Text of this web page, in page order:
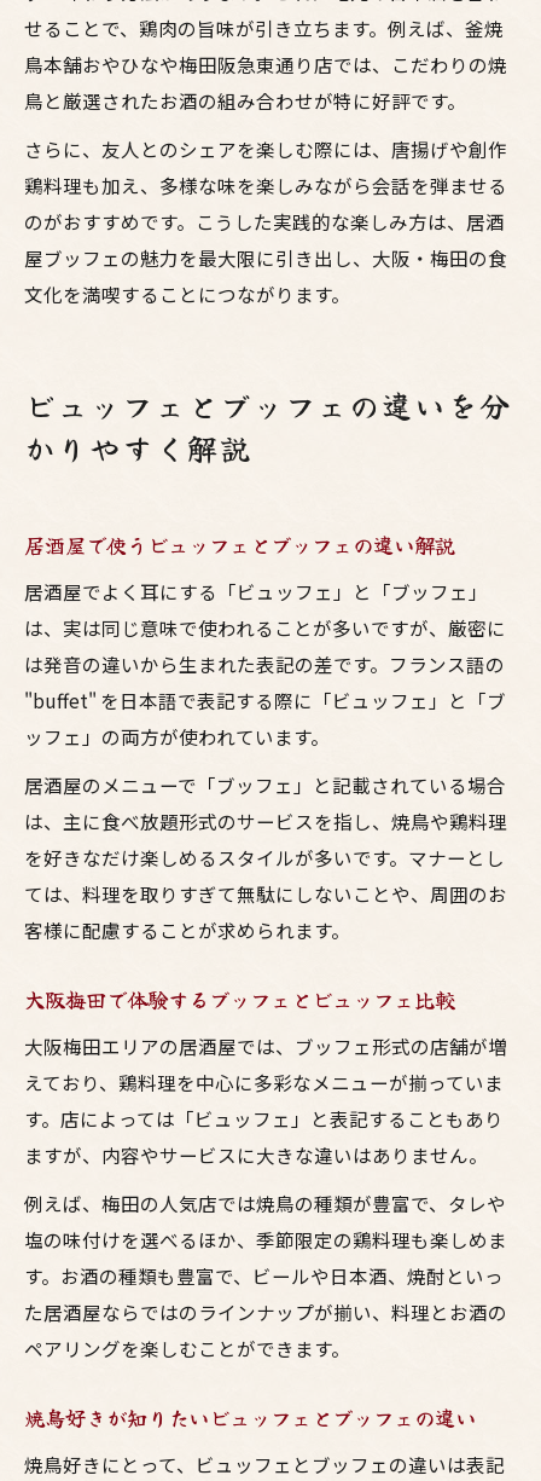
せることで、鶏肉の旨味が引き立ちます。例えば、釜焼
鳥本舗おやひなや梅田阪急東通り店では、こだわりの焼
鳥と厳選されたお酒の組み合わせが特に好評です。
さらに、友人とのシェアを楽しむ際には、唐揚げや創作
鶏料理も加え、多様な味を楽しみながら会話を弾ませる
のがおすすめです。こうした実践的な楽しみ方は、居酒
屋ブッフェの魅力を最大限に引き出し、大阪・梅田の食
文化を満喫することにつながります。
ビュッフェとブッフェの違いを分
かりやすく解説
居酒屋で使うビュッフェとブッフェの違い解説
居酒屋でよく耳にする「ビュッフェ」と「ブッフェ」
は、実は同じ意味で使われることが多いですが、厳密に
は発音の違いから生まれた表記の差です。フランス語の
"buffet" を日本語で表記する際に「ビュッフェ」と「ブ
ッフェ」の両方が使われています。
居酒屋のメニューで「ブッフェ」と記載されている場合
は、主に食べ放題形式のサービスを指し、焼鳥や鶏料理
を好きなだけ楽しめるスタイルが多いです。マナーとし
ては、料理を取りすぎて無駄にしないことや、周囲のお
客様に配慮することが求められます。
大阪梅田で体験するブッフェとビュッフェ比較
大阪梅田エリアの居酒屋では、ブッフェ形式の店舗が増
えており、鶏料理を中心に多彩なメニューが揃っていま
す。店によっては「ビュッフェ」と表記することもあり
ますが、内容やサービスに大きな違いはありません。
例えば、梅田の人気店では焼鳥の種類が豊富で、タレや
塩の味付けを選べるほか、季節限定の鶏料理も楽しめま
す。お酒の種類も豊富で、ビールや日本酒、焼酎といっ
た居酒屋ならではのラインナップが揃い、料理とお酒の
ペアリングを楽しむことができます。
焼鳥好きが知りたいビュッフェとブッフェの違い
焼鳥好きにとって、ビュッフェとブッフェの違いは表記